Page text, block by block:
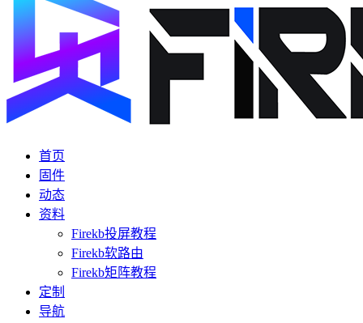
首页
固件
动态
资料
Firekb投屏教程
Firekb软路由
Firekb矩阵教程
定制
导航